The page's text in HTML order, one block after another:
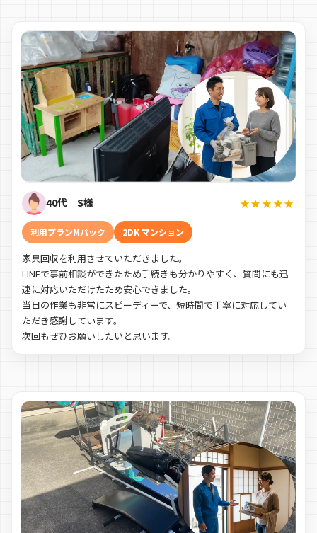
40代 S様 ★★★★★
利用プランMパック 2DK マンション
家具回収を利用させていただきました。
LINEで事前相談ができたため手続きも分かりやすく、質問にも迅
速に対応いただけたため安心できました。
当日の作業も非常にスピーディーで、短時間で丁寧に対応してい
ただき感謝しています。
次回もぜひお願いしたいと思います。